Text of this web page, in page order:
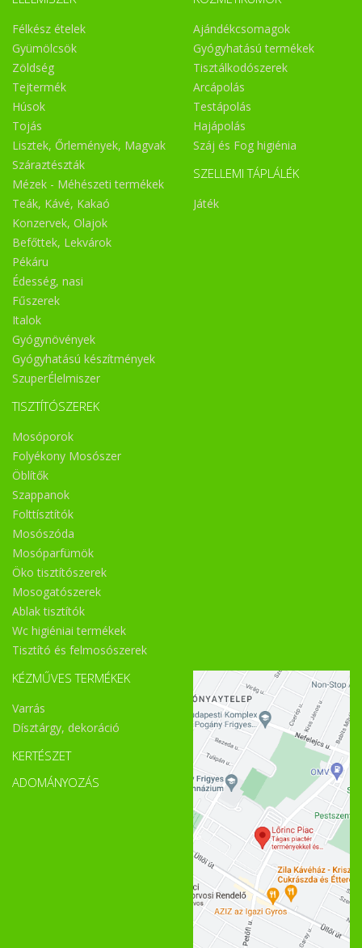
Félkész ételek
Gyümölcsök
Zöldség
Tejtermék
Húsok
Tojás
Lisztek, Őrlemények, Magvak
Száraztészták
Mézek - Méhészeti termékek
Teák, Kávé, Kakaó
Konzervek, Olajok
Befőttek, Lekvárok
Pékáru
Édesség, nasi
Fűszerek
Italok
Gyógynövények
Gyógyhatású készítmények
SzuperÉlelmiszer
TISZTÍTÓSZEREK
Mosóporok
Folyékony Mosószer
Öblítők
Szappanok
Folttísztítók
Mosószóda
Mosóparfümök
Öko tisztítószerek
Mosogatószerek
Ablak tisztítók
Wc higiéniai termékek
Tisztító és felmosószerek
Ajándékcsomagok
Gyógyhatású termékek
Tisztálkodószerek
Arcápolás
Testápolás
Hajápolás
Száj és Fog higiénia
SZELLEMI TÁPLÁLÉK
Játék
KÉZMŰVES TERMÉKEK
Varrás
Dísztárgy, dekoráció
KERTÉSZET
ADOMÁNYOZÁS